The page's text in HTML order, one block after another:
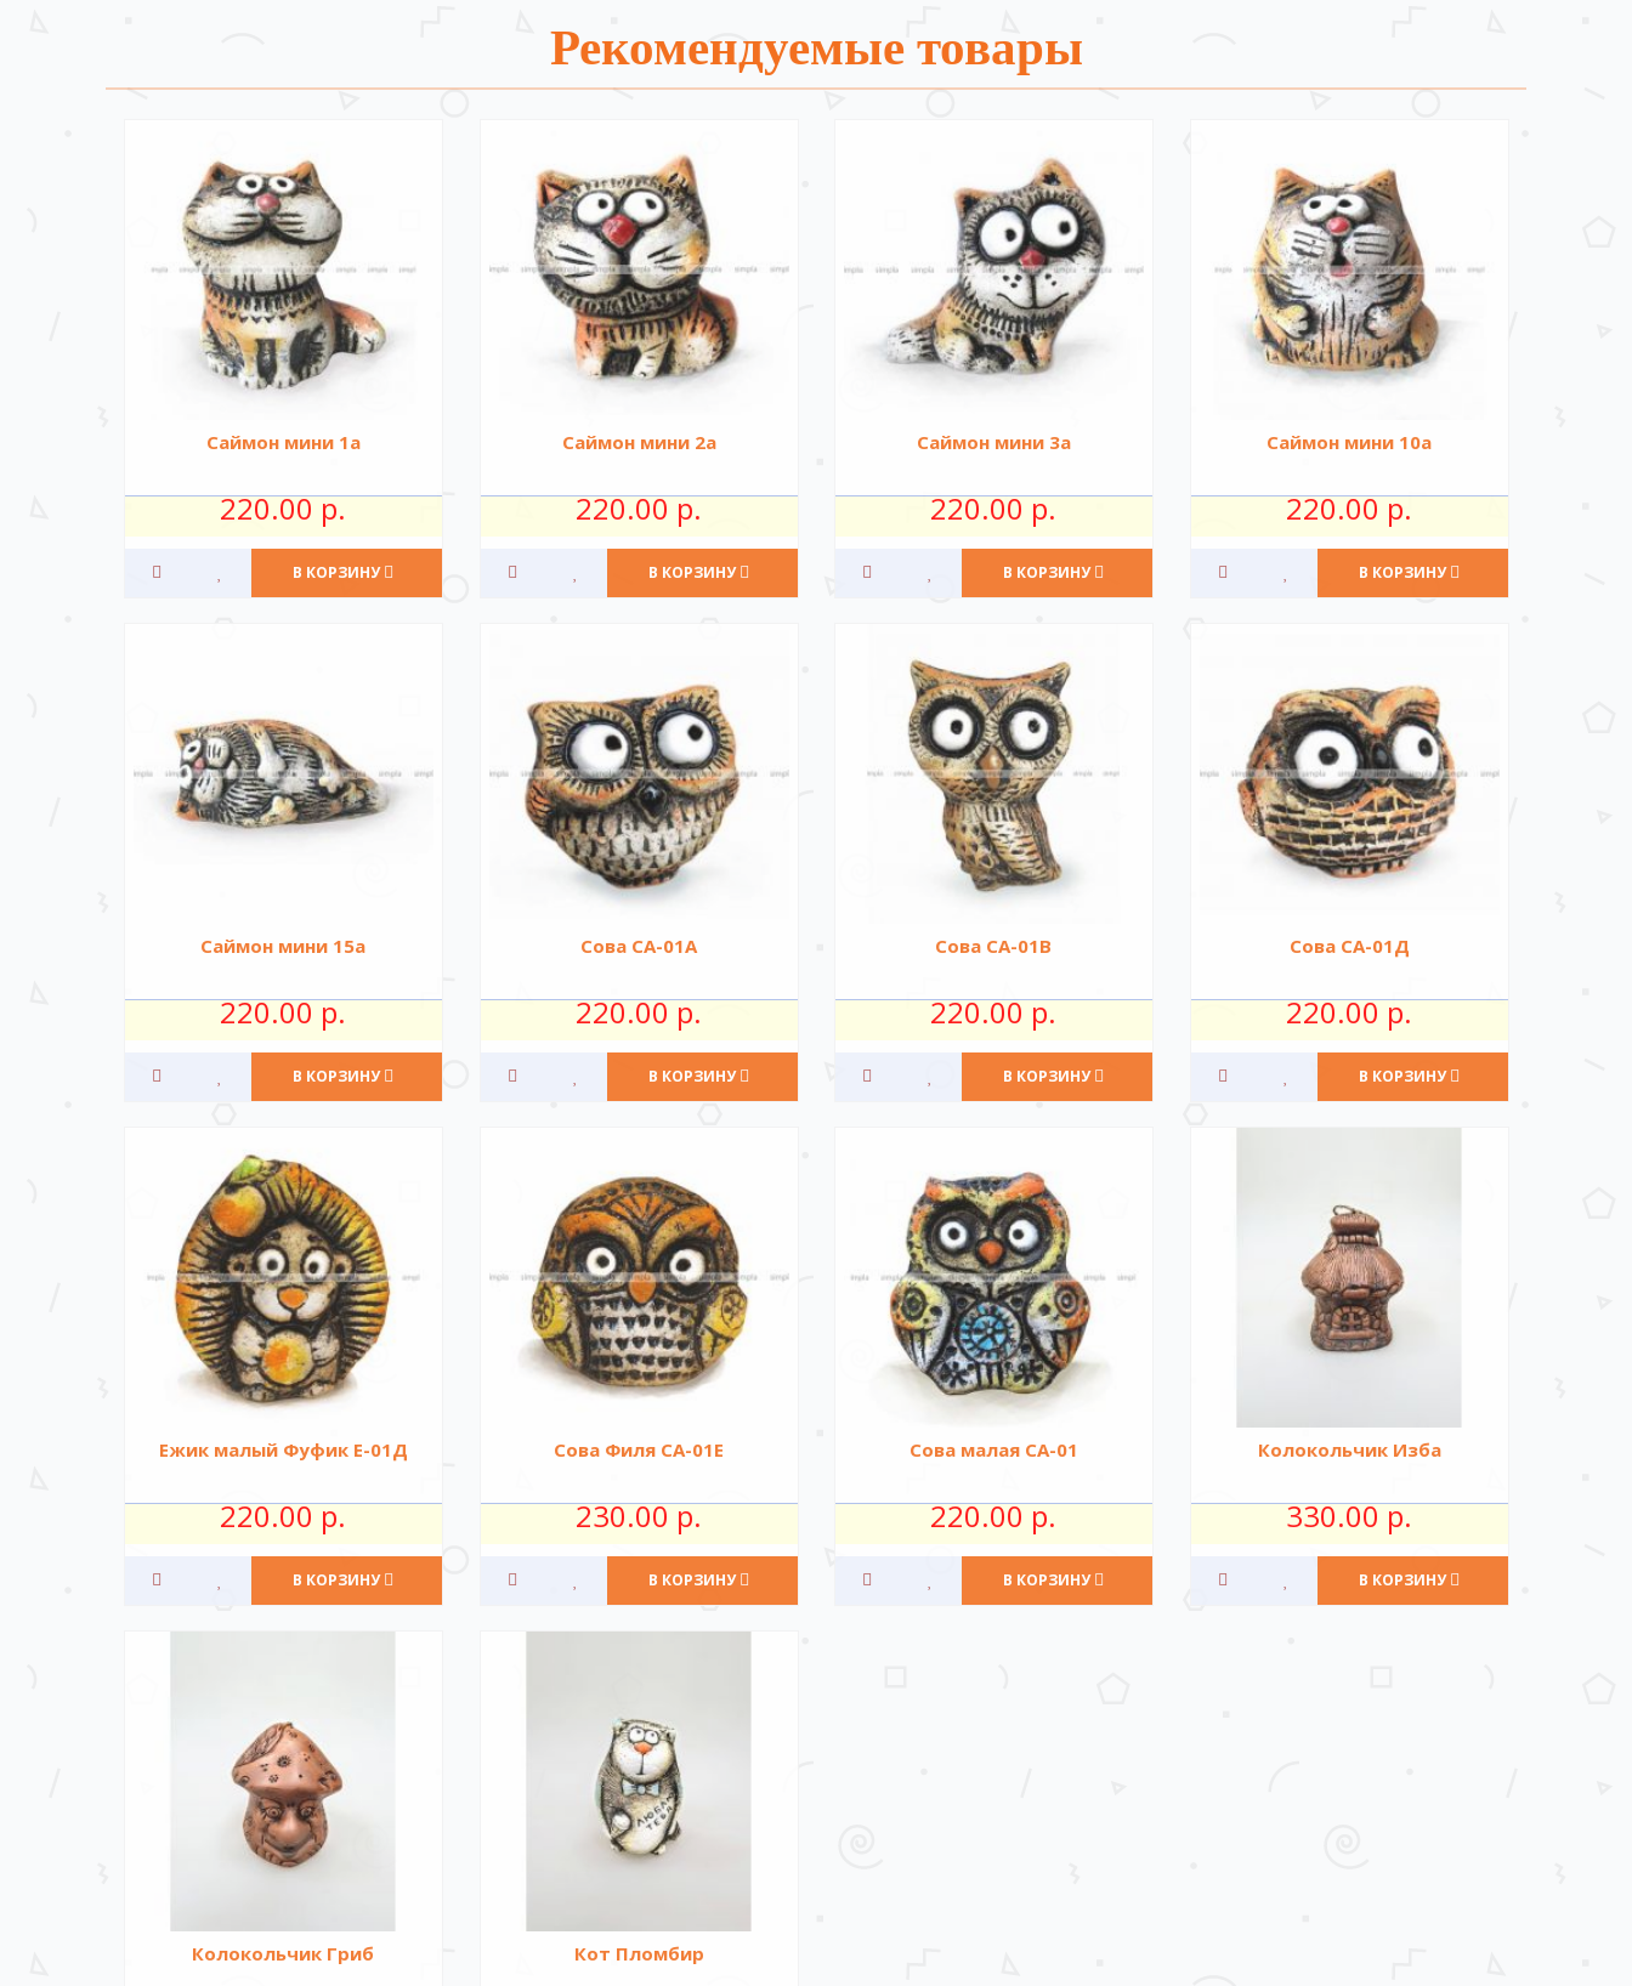
Рекомендуемые товары
Саймон мини 1а
220.00 р.
В КОРЗИНУ
Саймон мини 2а
220.00 р.
В КОРЗИНУ
Саймон мини 3а
220.00 р.
В КОРЗИНУ
Саймон мини 10а
220.00 р.
В КОРЗИНУ
Саймон мини 15а
220.00 р.
В КОРЗИНУ
Сова CA-01A
220.00 р.
В КОРЗИНУ
Сова СА-01В
220.00 р.
В КОРЗИНУ
Сова СА-01Д
220.00 р.
В КОРЗИНУ
Ежик малый Фуфик Е-01Д
220.00 р.
В КОРЗИНУ
Сова Филя СА-01Е
230.00 р.
В КОРЗИНУ
Сова малая СА-01
220.00 р.
В КОРЗИНУ
Колокольчик Изба
330.00 р.
В КОРЗИНУ
Колокольчик Гриб Кот Пломбир